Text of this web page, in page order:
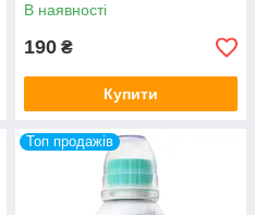
В наявності
190 ₴
Купити
Топ продажів